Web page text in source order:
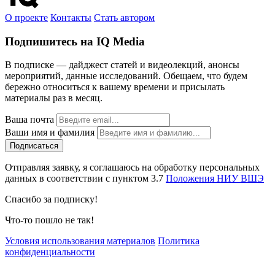
О проекте Контакты Стать автором
Подпишитесь на IQ Media
В подписке — дайджест статей и видеолекций, анонсы
мероприятий, данные исследований. Обещаем, что будем
бережно относиться к вашему времени и присылать
материалы раз в месяц.
Ваша почта
Ваши имя и фамилия
Отправляя заявку, я соглашаюсь на обработку персональных
данных в соответствии с пунктом 3.7 Положения НИУ ВШЭ
Спасибо за подписку!
Что-то пошло не так!
Условия использования материалов Политика
конфиденциальности